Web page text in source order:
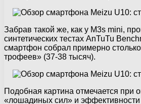
Забрав такой же, как у M3s mini,
синтетических тестах AnTuTu
смартфон собрал примерно
трофеев» (37-38 тысяч).
Подобная картина отмечается при
«лошадиных сил» и